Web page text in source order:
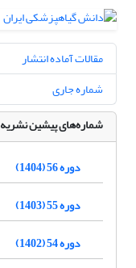
مقالات آماده انتشار
شماره جاری
شماره‌های پیشین نشریه
دوره 56 (1404)
دوره 55 (1403)
دوره 54 (1402)